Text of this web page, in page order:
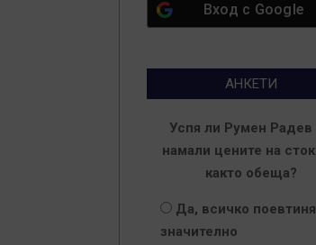
Вход с Google
АНКЕТИ
Успя ли Румен Радев
намали цените на
както обеща?
Да, всичко поевтиня
значително